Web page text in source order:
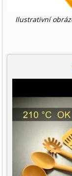
Ilustrativní